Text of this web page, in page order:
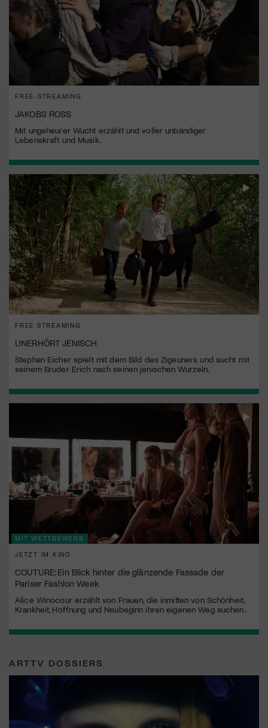
FREE-STREAMING
JAKOBS ROSS
Mit ungeheurer Wucht erzählt und voller unbändiger
Lebenskraft und Musik.
FREE STREAMING
UNERHÖRT JENISCH
Stephan Eicher spielt mit dem Bild des Zigeuners und sucht mit
seinem Bruder Erich nach seinen jenischen Wurzeln.
MIT WETTBEWERB
JETZT IM KINO
COUTURE: Ein Blick hinter die glänzende Fassade der
Pariser Fashion Week
Alice Winocour erzählt von Frauen, die inmitten von Schönheit,
Krankheit, Hoffnung und Neubeginn ihren eigenen Weg suchen.
ARTTV DOSSIERS